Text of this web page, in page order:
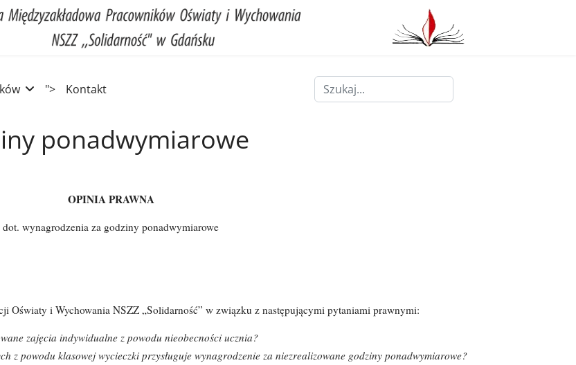
"> Kontakt
Szukaj
ponadwymiarowe
OPINIA PRAWNA
dot. wynagrodzenia za godziny ponadwymiarowe
Oświaty i Wychowania NSZZ „Solidarność” w związku z następującymi pytaniami prawnymi:
zajęcia indywidualne z powodu nieobecności ucznia?
z powodu klasowej wycieczki przysługuje wynagrodzenie za niezrealizowane godziny ponadwymiarowe?